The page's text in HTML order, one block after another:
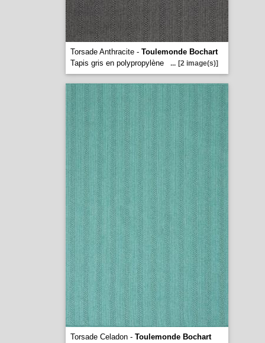
Torsade Anthracite - Toulemonde Bochart
Tapis gris en polypropylène
... [2 image(s)]
Torsade Celadon - Toulemonde Bochart